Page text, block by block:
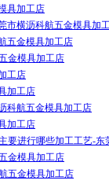
具加工店
市横沥科航五金模具加
五金模具加工店
金模具加工店
工店
加工店
科航五金模具加工店
加工店
要进行哪些加工工艺-
金模具加工店
五金模具加工店